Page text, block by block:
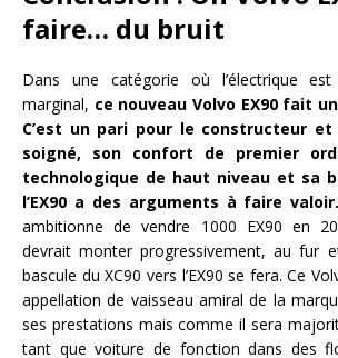
faire… du bruit
Dans une catégorie où l’électrique
marginal, ce nouveau Volvo EX90 fait
C’est un pari pour le constructeur
soigné, son confort de premier
technologique de haut niveau et sa
l’EX90 a des arguments à faire valoir.
ambitionne de vendre 1000 EX90 en
devrait monter progressivement, au fur
bascule du XC90 vers l’EX90 se fera. Ce
appellation de vaisseau amiral de la
ses prestations mais comme il sera
tant que voiture de fonction dans des